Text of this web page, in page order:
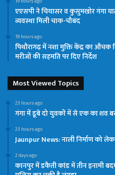
एएसपी ने चियासर व कुसुमखोर गंगा
व्यवस्था मिली चाक-चौबंद
19 hours ago
पिथौरागढ़ में नशा मुक्ति केंद्र का औचक
मरीजों की सहमति पर दिए निर्देश
Most Viewed Topics
23 hours ago
गंगा में डूबे दो युवकों में से एक का शव
23 hours ago
Jaunpur News: नाली निर्माण को
2 days ago
कानपुर में डकैती कांड में तीन इनामी